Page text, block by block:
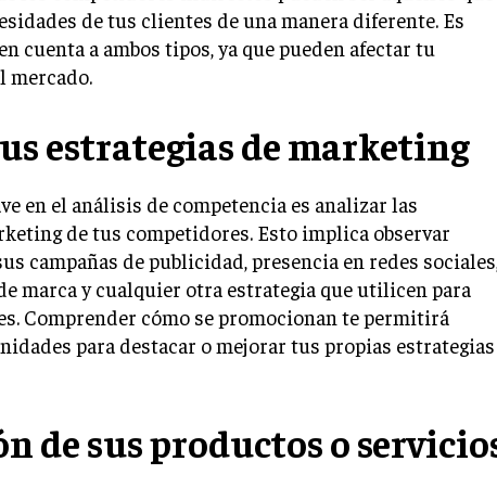
de tus clientes de una manera diferente. Es
cuenta a ambos tipos, ya que pueden afectar tu
mercado.
estrategias de marketing
en el análisis de competencia es analizar las
de tus competidores. Esto implica observar
campañas de publicidad, presencia en redes
marca y cualquier otra estrategia que utilicen para
Comprender cómo se promocionan te permitirá
para destacar o mejorar tus propias estrategias
de sus productos o